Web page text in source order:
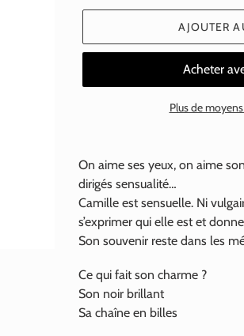
AJOUTER
Plus de
d'un
produit
à
votre
panier
On aime ses yeux, on aime
dirigés sensualité…
Camille est sensuelle. Ni
s’exprimer qui elle est et
Son souvenir reste dans les
Ce qui fait son charme ?
Son noir brillant
Sa chaîne en billes